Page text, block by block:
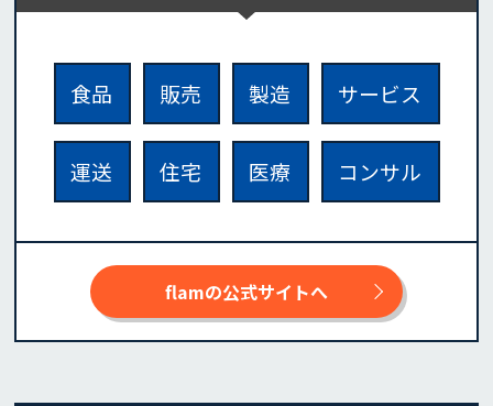
食品 販売 製造 サービス
運送 住宅 医療 コンサル
flamの公式サイトへ